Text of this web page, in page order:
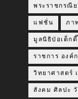
พระราชกรณีย
แฟชั่น ภา
มูลนิธิป่อเต็กตึ๊
ราชการ องค์
วิทยาศาสตร์
สังคม ศิลปะ